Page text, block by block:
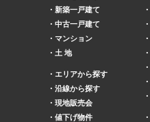
新築一戸建て
中古一戸建て
マンション
土 地
エリアから探す
沿線から探す
現地販売会
値下げ物件